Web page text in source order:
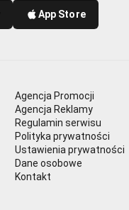
App Store
Agencja Promocji
Agencja Reklamy
Regulamin serwisu
Polityka prywatności
Ustawienia prywatności
Dane osobowe
Kontakt